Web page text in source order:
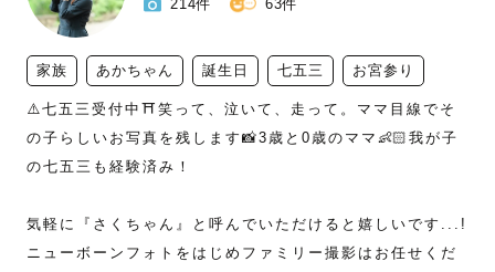
214件 63件
家族 あかちゃん 誕生日 七五三 お宮参り
⚠️七五三受付中⛩笑って、泣いて、走って。ママ目線でそ
の子らしいお写真を残します📸3歳と0歳のママ👶🏻‪‪我が子
の七五三も経験済み！
気軽に『さくちゃん』と呼んでいただけると嬉しいです...!
ニューボーンフォトをはじめファミリー撮影はお任せくだ